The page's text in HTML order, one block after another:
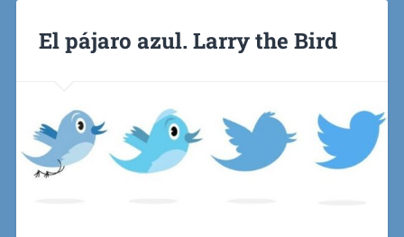
El pájaro azul. Larry the Bird